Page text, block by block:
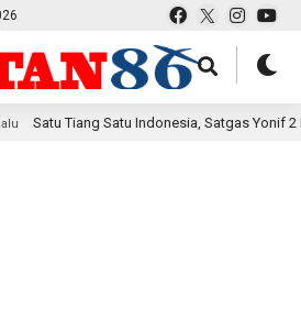
Satu Indonesia, Satgas Yonif 2 Marinir